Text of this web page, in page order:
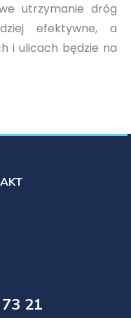
utrzymanie dróg
efektywne, a
i ulicach będzie na
21